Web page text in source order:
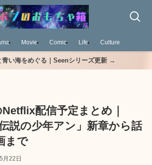
Movie Comic Life Culture
青い海をめぐる｜Seenシリーズ更新 →
配信予定まとめ｜
説の少年アン」新章から話
まで
月22日